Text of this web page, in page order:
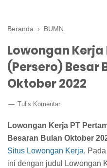
Beranda › BUMN
Lowongan
(Persero) Besar
Oktober 2022
Tulis Komentar
Lowongan Kerja PT
Besaran Bulan Oktober
Situs Lowongan Kerja,
ini dengan judul Lowongan